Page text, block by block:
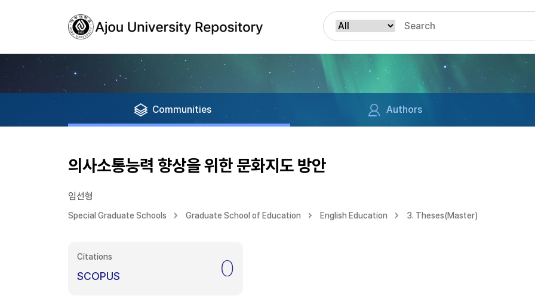
Communities Authors
의사소통능력 향상을 위한 문화지도 방안
임선형
Special Graduate Schools Graduate School of Education English Education 3. Theses(Master)
Citations
SCOPUS 0